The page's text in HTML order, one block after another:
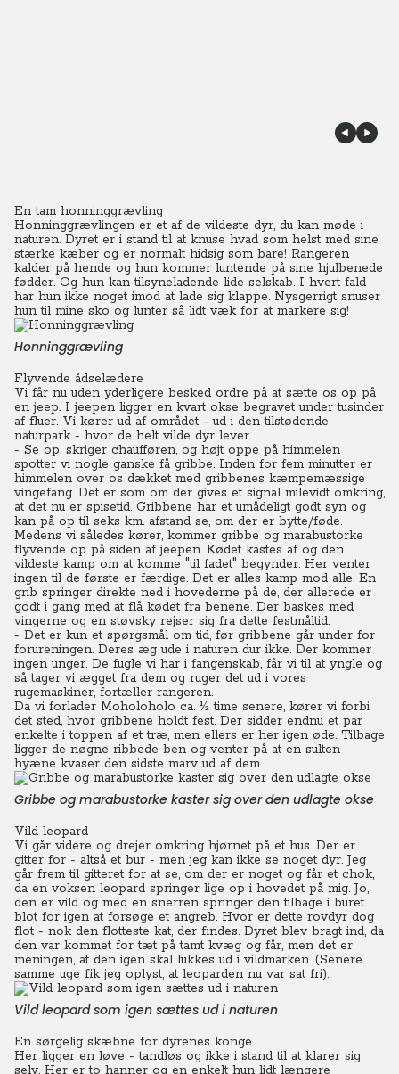
En tam honninggrævling
Honninggrævlingen er et af de vildeste dyr, du kan møde i
naturen. Dyret er i stand til at knuse hvad som helst med sine
stærke kæber og er normalt hidsig som bare! Rangeren
kalder på hende og hun kommer luntende på sine hjulbenede
fødder. Og hun kan tilsyneladende lide selskab. I hvert fald
har hun ikke noget imod at lade sig klappe. Nysgerrigt snuser
hun til mine sko og lunter så lidt væk for at markere sig!
Honninggrævling
Flyvende ådselædere
Vi får nu uden yderligere besked ordre på at sætte os op på
en jeep. I jeepen ligger en kvart okse begravet under tusinder
af fluer. Vi kører ud af området - ud i den tilstødende
naturpark - hvor de helt vilde dyr lever.
- Se op, skriger chaufføren, og højt oppe på himmelen
spotter vi nogle ganske få gribbe. Inden for fem minutter er
himmelen over os dækket med gribbenes kæmpemæssige
vingefang. Det er som om der gives et signal milevidt omkring,
at det nu er spisetid. Gribbene har et umådeligt godt syn og
kan på op til seks km. afstand se, om der er bytte/føde.
Medens vi således kører, kommer gribbe og marabustorke
flyvende op på siden af jeepen. Kødet kastes af og den
vildeste kamp om at komme "til fadet" begynder. Her venter
ingen til de første er færdige. Det er alles kamp mod alle. En
grib springer direkte ned i hovederne på de, der allerede er
godt i gang med at flå kødet fra benene. Der baskes med
vingerne og en støvsky rejser sig fra dette festmåltid.
- Det er kun et spørgsmål om tid, før gribbene går under for
forureningen. Deres æg ude i naturen dur ikke. Der kommer
ingen unger. De fugle vi har i fangenskab, får vi til at yngle og
så tager vi ægget fra dem og ruger det ud i vores
rugemaskiner, fortæller rangeren.
Da vi forlader Moholoholo ca. ½ time senere, kører vi forbi
det sted, hvor gribbene holdt fest. Der sidder endnu et par
enkelte i toppen af et træ, men ellers er her igen øde. Tilbage
ligger de nøgne ribbede ben og venter på at en sulten
hyæne kvaser den sidste marv ud af dem.
Gribbe og marabustorke kaster sig over den udlagte okse
Vild leopard
Vi går videre og drejer omkring hjørnet på et hus. Der er
gitter for - altså et bur - men jeg kan ikke se noget dyr. Jeg
går frem til gitteret for at se, om der er noget og får et chok,
da en voksen leopard springer lige op i hovedet på mig. Jo,
den er vild og med en snerren springer den tilbage i buret
blot for igen at forsøge et angreb. Hvor er dette rovdyr dog
flot - nok den flotteste kat, der findes. Dyret blev bragt ind, da
den var kommet for tæt på tamt kvæg og får, men det er
meningen, at den igen skal lukkes ud i vildmarken. (Senere
samme uge fik jeg oplyst, at leoparden nu var sat fri).
Vild leopard som igen sættes ud i naturen
En sørgelig skæbne for dyrenes konge
Her ligger en løve - tandløs og ikke i stand til at klarer sig
selv. Her er to hanner og en enkelt hun lidt længere